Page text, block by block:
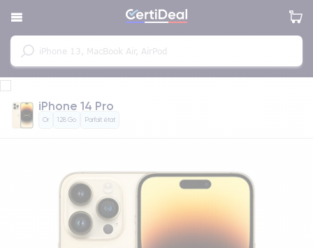
iPhone 14 Pro
Or 128 Go Parfait état